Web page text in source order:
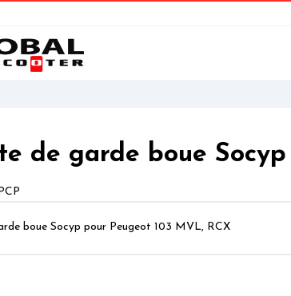
de garde boue
boue Socyp pour Peugeot 103 MVL, RCX